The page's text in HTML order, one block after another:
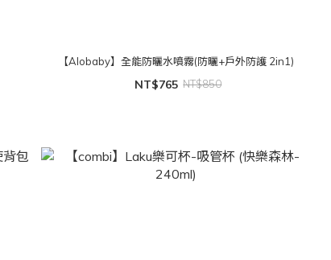
【Alobaby】全能防曬水噴霧(防曬+戶外防護 2in1)
NT$765 NT$850